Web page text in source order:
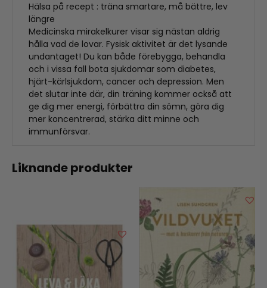
Hälsa på recept : träna smartare, må bättre, lev
längre
Medicinska mirakelkurer visar sig nästan aldrig
hålla vad de lovar. Fysisk aktivitet är det lysande
undantaget! Du kan både förebygga, behandla
och i vissa fall bota sjukdomar som diabetes,
hjärt-kärlsjukdom, cancer och depression. Men
det slutar inte där, din träning kommer också att
ge dig mer energi, förbättra din sömn, göra dig
mer koncentrerad, stärka ditt minne och
immunförsvar.
Liknande produkter